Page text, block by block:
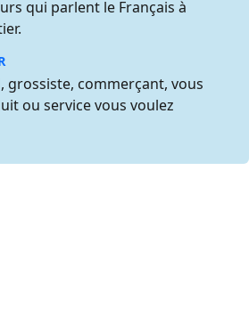
qui parlent le Français à
grossiste, commerçant, vous
ou service vous voulez